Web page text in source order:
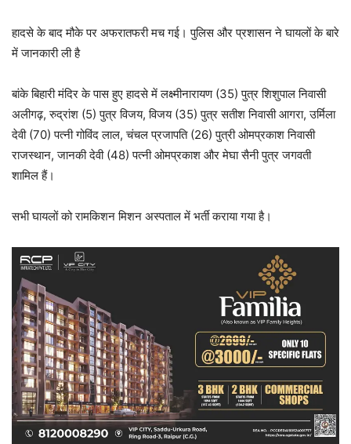
हादसे के बाद मौके पर अफरातफरी मच गई। पुलिस और प्रशासन ने घायलों के बारे
में जानकारी ली है
बांके बिहारी मंदिर के पास हुए हादसे में लक्ष्मीनारायण (35) पुत्र शिशुपाल निवासी
अलीगढ़, रुद्रांश (5) पुत्र विजय, विजय (35) पुत्र सतीश निवासी आगरा, उर्मिला
देवी (70) पत्नी गोविंद लाल, चंचल प्रजापति (26) पुत्री ओमप्रकाश निवासी
राजस्थान, जानकी देवी (48) पत्नी ओमप्रकाश और मेघा सैनी पुत्र जगवती
शामिल हैं।
सभी घायलों को रामकिशन मिशन अस्पताल में भर्ती कराया गया है।